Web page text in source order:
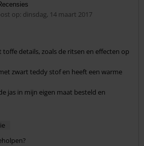
op: dinsdag, 14 maart 2017
toffe details, zoals de ritsen en effecten op
zwart teddy stof en heeft een warme
jas in mijn eigen maat besteld en